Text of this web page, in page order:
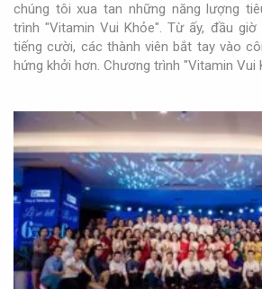
chúng tôi xua tan những năng lượng
trình "Vitamin Vui Khỏe". Từ ấy, đầu giờ
tiếng cười, các thành viên bắt tay vào
hứng khởi hơn. Chương trình "Vitamin Vui